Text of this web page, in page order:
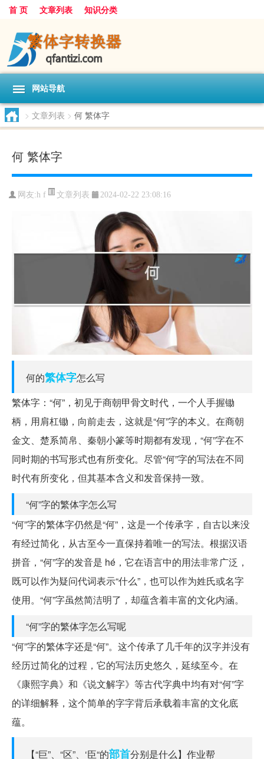
首 页 文章列表 知识分类
网站导航
> 文章列表 > 何 繁体字
何 繁体字
网友:h f 文章列表 2024-02-22 23:08:16
何的繁体字怎么写
繁体字：“何”，初见于商朝甲骨文时代，一个人手握锄
柄，用肩杠锄，向前走去，这就是“何”字的本义。在商朝
金文、楚系简帛、秦朝小篆等时期都有发现，“何”字在不
同时期的书写形式也有所变化。尽管“何”字的写法在不同
时代有所变化，但其基本含义和发音保持一致。
“何”字的繁体字怎么写
“何”字的繁体字仍然是“何”，这是一个传承字，自古以来没
有经过简化，从古至今一直保持着唯一的写法。根据汉语
拼音，“何”字的发音是 hé，它在语言中的用法非常广泛，
既可以作为疑问代词表示“什么”，也可以作为姓氏或名字
使用。“何”字虽然简洁明了，却蕴含着丰富的文化内涵。
“何”字的繁体字怎么写呢
“何”字的繁体字还是“何”。这个传承了几千年的汉字并没有
经历过简化的过程，它的写法历史悠久，延续至今。在
《康熙字典》和《说文解字》等古代字典中均有对“何”字
的详细解释，这个简单的字字背后承载着丰富的文化底
蕴。
【“巨”、“区”、‘臣“的部首分别是什么】作业帮